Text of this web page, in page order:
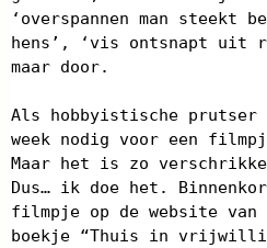
‘overspannen man steekt
hens’, ‘vis ontsnapt uit
maar door.
Als hobbyistische prutser
week nodig voor een
Maar het is zo
Dus… ik doe het.
filmpje op de website van
boekje “Thuis in